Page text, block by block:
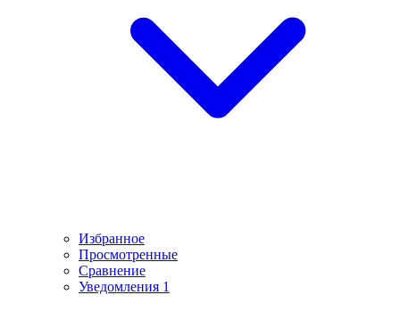
Избранное
Просмотренные
Сравнение
Уведомления 1